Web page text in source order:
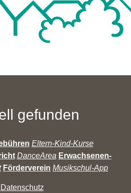
gefunden
Eltern-Kind-Kurse
DanceArea Erwachsenen-
Förderverein Musikschul-App
Datenschutz